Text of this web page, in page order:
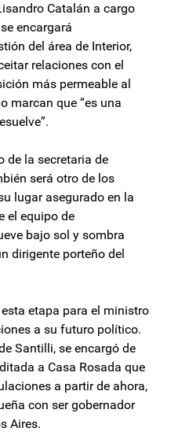
Catalán a cargo
encargará
del área de Interior,
relaciones con el
más permeable al
marcan que “es una
de la secretaria de
será otro de los
lugar asegurado en la
el equipo de
bajo sol y sombra
dirigente porteño del
etapa para el ministro
a su futuro político.
Santilli, se encargó de
a Casa Rosada que
a partir de ahora,
con ser gobernador
Aires.